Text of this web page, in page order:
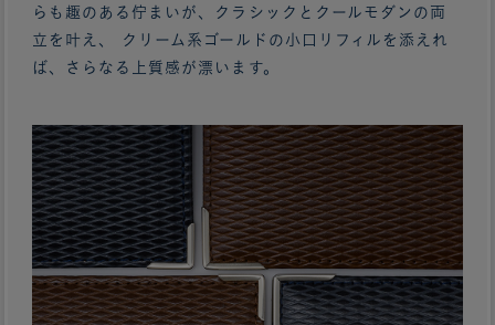
らも趣のある佇まいが、クラシックとクールモダンの両
立を叶え、 クリーム系ゴールドの小口リフィルを添えれ
ば、さらなる上質感が漂います。